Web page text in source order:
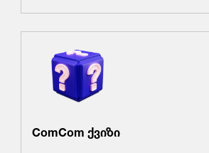
ComCom ქვიზი